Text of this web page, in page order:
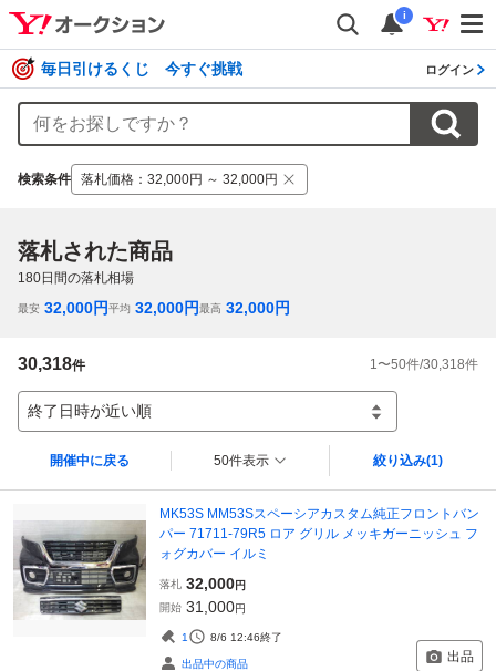
i
毎日引けるくじ 今すぐ挑戦 ログイン
検索条件 落札価格 ： 32,000円 ～ 32,000円
落札された商品
180日間の落札相場
最安 32,000円平均 32,000円最高 32,000円
30,318件 1〜50件/30,318件
終了日時が近い順
開催中に戻る 50件表示 絞り込み(1)
MK53S MM53Sスペーシアカスタム純正フロントバン
パー 71711-79R5 ロア グリル メッキガーニッシュ フ
ォグカバー イルミ
落札 32,000円
開始 31,000円
1 8/6 12:46終了
出品中の商品 出品